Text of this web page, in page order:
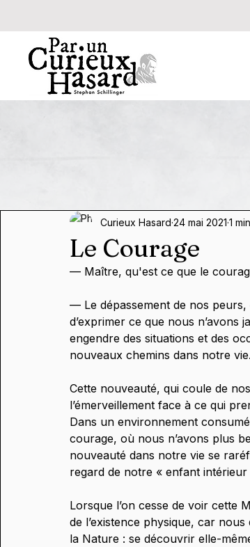
Le Courage
Curieux Hasard 24 mai 2021 1
— Maître, qu'est ce que le
— Le dépassement de nos peurs,
d’exprimer ce que nous n’avons
engendre des situations et des
nouveaux chemins dans notre vie.
Cette nouveauté, qui coule de
l’émerveillement face à ce qui
Dans un environnement
courage, où nous n’avons plus
nouveauté dans notre vie se
regard de notre « enfant intérieur
Lorsque l’on cesse de voir cette
de l’existence physique, car
la Nature : se découvrir elle-